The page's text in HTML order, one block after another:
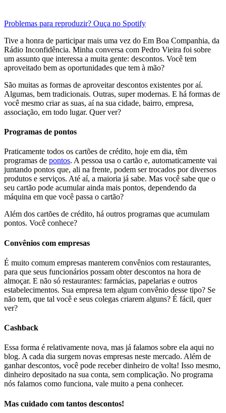
Problemas para reproduzir? Ouça no Spotify
Tive a honra de participar mais uma vez do Em Boa Companhia, da
Rádio Inconfidência. Minha conversa com Pedro Vieira foi sobre
um assunto que interessa a muita gente: descontos. Você tem
aproveitado bem as oportunidades que tem à mão?
São muitas as formas de aproveitar descontos existentes por aí.
Algumas, bem tradicionais. Outras, super modernas. E há formas de
você mesmo criar as suas, aí na sua cidade, bairro, empresa,
associação, em todo lugar. Quer ver?
Programas de pontos
Praticamente todos os cartões de crédito, hoje em dia, têm
programas de pontos. A pessoa usa o cartão e, automaticamente vai
juntando pontos que, ali na frente, podem ser trocados por diversos
produtos e serviços. Até aí, a maioria já sabe. Mas você sabe que o
seu cartão pode acumular ainda mais pontos, dependendo da
máquina em que você passa o cartão?
Além dos cartões de crédito, há outros programas que acumulam
pontos. Você conhece?
Convênios com empresas
É muito comum empresas manterem convênios com restaurantes,
para que seus funcionários possam obter descontos na hora de
almoçar. E não só restaurantes: farmácias, papelarias e outros
estabelecimentos. Sua empresa tem algum convênio desse tipo? Se
não tem, que tal você e seus colegas criarem alguns? É fácil, quer
ver?
Cashback
Essa forma é relativamente nova, mas já falamos sobre ela aqui no
blog. A cada dia surgem novas empresas neste mercado. Além de
ganhar descontos, você pode receber dinheiro de volta! Isso mesmo,
dinheiro depositado na sua conta, sem complicação. No programa
nós falamos como funciona, vale muito a pena conhecer.
Mas cuidado com tantos descontos!